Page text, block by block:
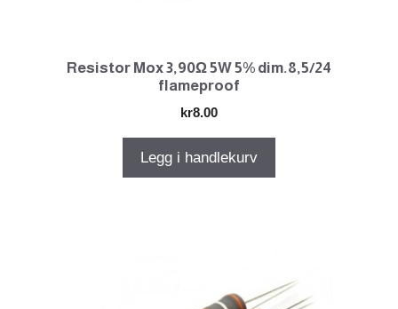
Resistor Mox 3,90Ω 5W 5% dim.8,5/24
flameproof
kr8.00
Legg i handlekurv